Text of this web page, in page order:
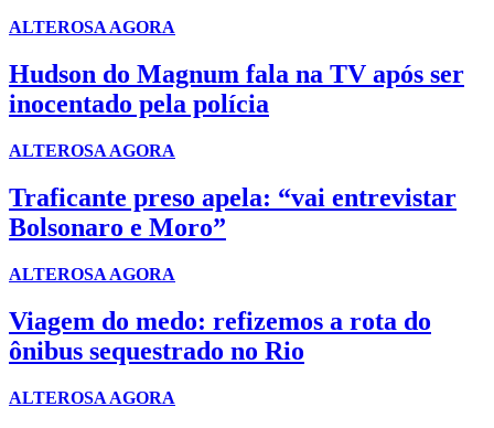
ALTEROSA AGORA
Hudson do Magnum fala na TV após ser
inocentado pela polícia
ALTEROSA AGORA
Traficante preso apela: “vai entrevistar
Bolsonaro e Moro”
ALTEROSA AGORA
Viagem do medo: refizemos a rota do
ônibus sequestrado no Rio
ALTEROSA AGORA